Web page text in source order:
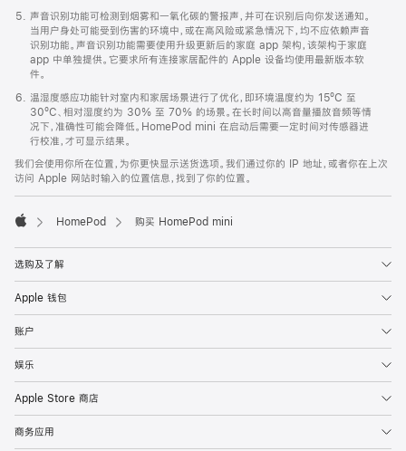
声音识别功能可检测到烟雾和一氧化碳的警报声，并可在识别后向你发送通知。
当用户身处可能受到伤害的环境中，或在高风险或紧急情况下，均不应依赖声音
识别功能。声音识别功能需要使用升级更新后的家庭 app 架构，该架构于家庭
app 中单独提供。它要求所有连接家居配件的 Apple 设备均使用最新版本软
件。
温湿度感应功能针对室内和家居场景进行了优化，即环境温度约为 15ºC 至
30ºC、相对湿度约为 30% 至 70% 的场景。在长时间以高音量播放音频等情
况下，准确性可能会降低。HomePod mini 在启动后需要一定时间对传感器进
行校准，才可显示结果。
我们会使用你所在位置，为你更快显示送货选项。我们通过你的 IP 地址，或者你在上次
访问 Apple 网站时输入的位置信息，找到了你的位置。
HomePod 购买 HomePod mini
选购及了解
Apple 钱包
账户
娱乐
Apple Store 商店
商务应用